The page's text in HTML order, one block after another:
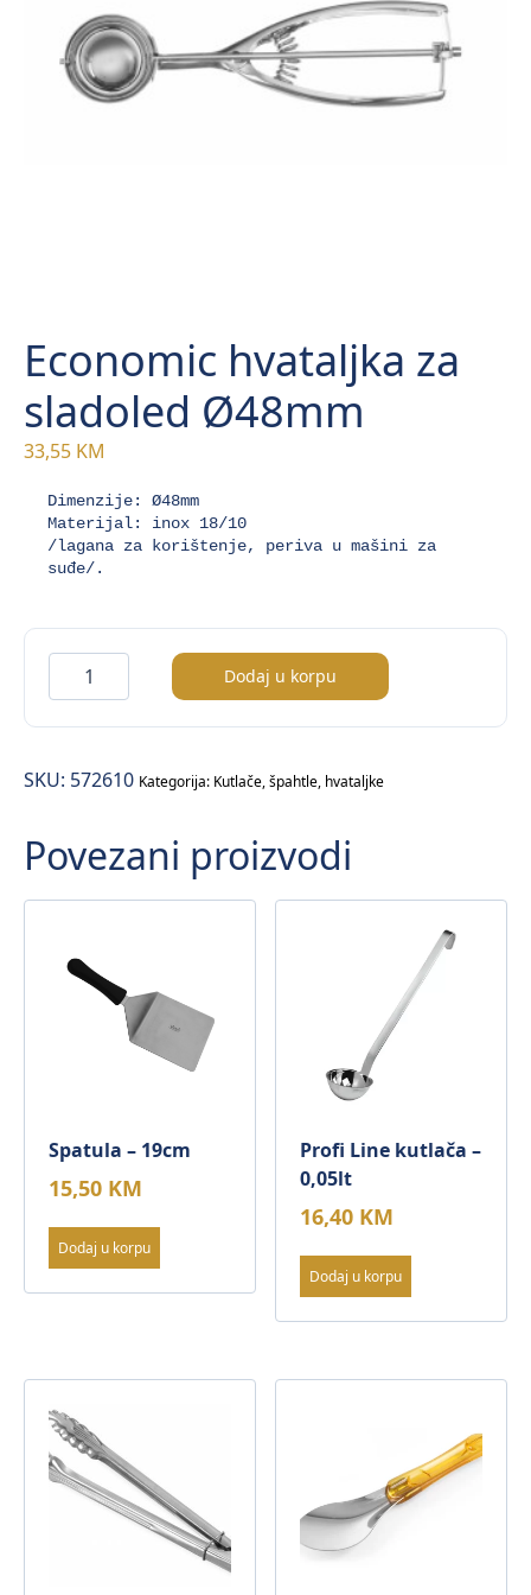
Economic hvataljka za
sladoled Ø48mm
33,55 KM
Dimenzije: Ø48mm
Materijal: inox 18/10
/lagana za korištenje, periva u mašini za
suđe/.
Economic
hvataljka
za
Ø48mm
Dodaj u korpu
SKU: 572610 Kategorija: Kutlače, špahtle, hvataljke
Povezani proizvodi
Spatula – 19cm
15,50 KM
Dodaj u korpu
Profi Line kutlača –
0,05lt
16,40 KM
Dodaj u korpu